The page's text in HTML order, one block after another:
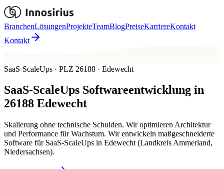
BranchenLösungenProjekteTeamBlogPreiseKarriereKontakt
Kontakt
SaaS-ScaleUps · PLZ 26188 · Edewecht
SaaS-ScaleUps Softwareentwicklung in
26188 Edewecht
Skalierung ohne technische Schulden. Wir optimieren Architektur
und Performance für Wachstum. Wir entwickeln maßgeschneiderte
Software für SaaS-ScaleUps in Edewecht (Landkreis Ammerland,
Niedersachsen).